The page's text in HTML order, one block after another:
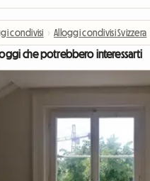
condivisi › Alloggi condivisi Svizzera
che potrebbero interessarti